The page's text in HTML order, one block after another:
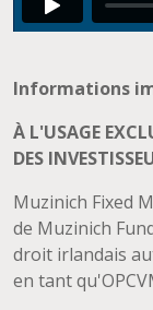
Informations
À L'USAGE
DES
Muzinich Fixed
de Muzinich
droit irlandais
en tant